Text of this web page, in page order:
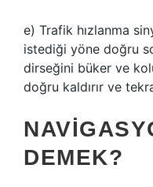
e) Trafik hızlanma
istediği yöne doğru
dirseğini büker ve
doğru kaldırır ve
DEMEK?